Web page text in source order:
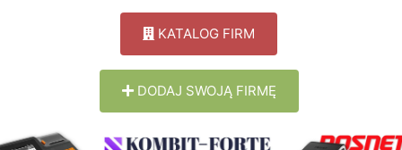
KATALOG FIRM
DODAJ SWOJĄ FIRMĘ